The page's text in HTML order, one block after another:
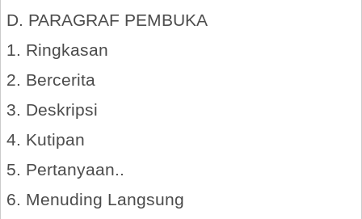
D. PARAGRAF PEMBUKA
1. Ringkasan
2. Bercerita
3. Deskripsi
4. Kutipan
5. Pertanyaan..
6. Menuding Langsung